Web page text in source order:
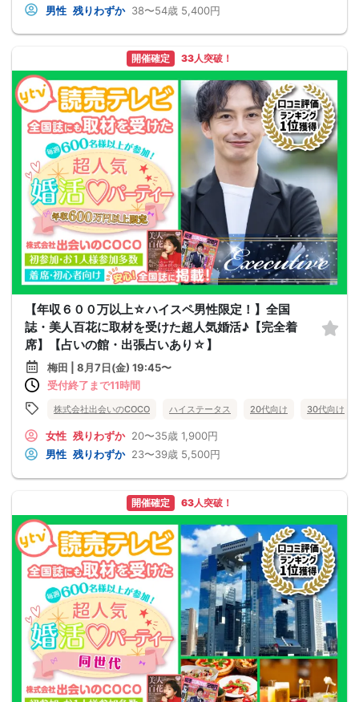
男性 残りわずか 38〜54歳 5,400円
開催確定 33人突破！
【年収６００万以上☆ハイスペ男性限定！】全国
誌・美人百花に取材を受けた超人気婚活♪【完全着
席】【占いの館・出張占いあり☆】
梅田 | 8月7日(金) 19:45〜
受付終了まで11時間
株式会社出会いのCOCO ハイステータス 20代向け 30代向け
女性 残りわずか 20〜35歳 1,900円
男性 残りわずか 23〜39歳 5,500円
開催確定 63人突破！